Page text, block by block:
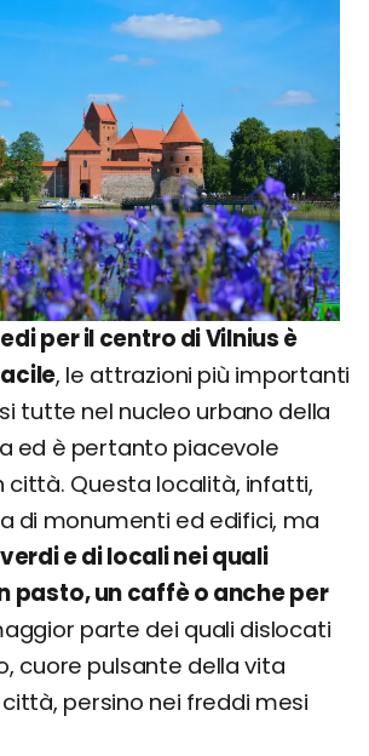
per il centro di Vilnius è
, le attrazioni più importanti
tutte nel nucleo urbano della
ed è pertanto piacevole
città. Questa località, infatti,
di monumenti ed edifici, ma
e di locali nei quali
pasto, un caffè o anche per
parte dei quali dislocati
cuore pulsante della vita
persino nei freddi mesi